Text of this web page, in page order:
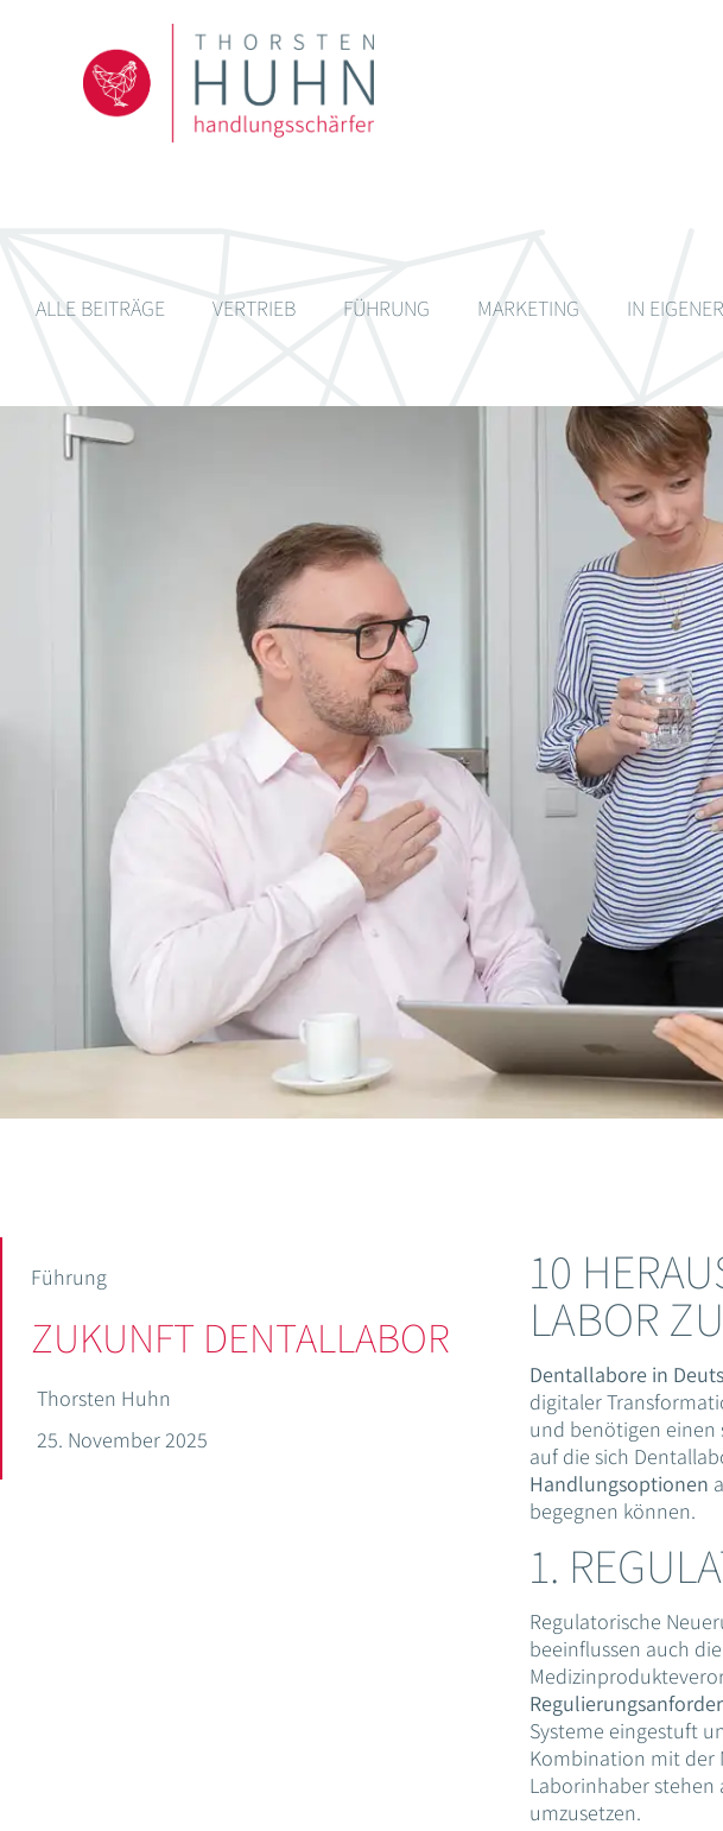
ALLE BEITRÄGE VERTRIEB FÜHRUNG MARKETING IN
Führung
ZUKUNFT DENTALLABOR
Thorsten Huhn
25. November 2025
10
LABOR
Dentallabore in
digitaler
und benötigen einen
auf die sich
Handlungsoptionen
begegnen können.
1.
Regulatorische
beeinflussen auch
Systeme eingestuft
Kombination mit der
Laborinhaber stehen
umzusetzen.